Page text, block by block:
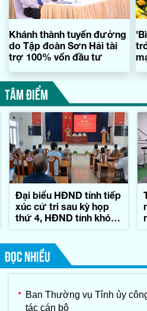
Khánh thành tuyến đường
do Tập đoàn Sơn Hải tài
trợ 100% vốn đầu tư
TÂM ĐIỂM
Đại biểu HĐND tỉnh tiếp
xúc cử tri sau kỳ họp
thứ 4, HĐND tỉnh khóa
ĐỌC NHIỀU
Ban Thường vụ Tỉnh ủy
tác cán bộ